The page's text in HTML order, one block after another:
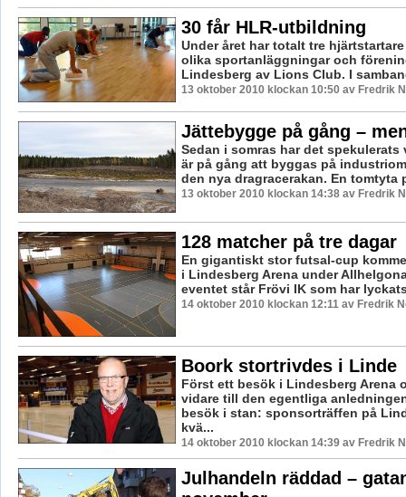
30 får HLR-utbildning
Under året har totalt tre
olika sportanläggningar och
Lindesberg av Lions Club. I
13 oktober 2010 klockan 10:50 av Fredrik
Jättebygge på gång –
Sedan i somras har det spekulerats
är på gång att byggas på
den nya dragracerakan. En tomtyta
13 oktober 2010 klockan 14:38 av Fredrik
128 matcher på tre dagar
En gigantiskt stor futsal-cup
i Lindesberg Arena under
eventet står Frövi IK som har
14 oktober 2010 klockan 12:11 av Fredrik
Boork stortrivdes i Linde
Först ett besök i Lindesberg Arena
vidare till den egentliga
besök i stan: sponsorträffen på
kvä...
14 oktober 2010 klockan 14:39 av Fredrik
Julhandeln räddad –